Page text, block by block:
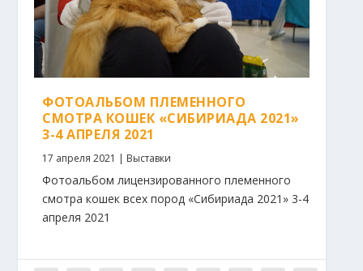
ФОТОАЛЬБОМ ПЛЕМЕННОГО
СМОТРА КОШЕК «СИБИРИАДА 2021»
3-4 АПРЕЛЯ 2021
17 апреля 2021 | Выставки
Фотоальбом лицензированного племенного
смотра кошек всех пород «Сибириада 2021» 3-4
апреля 2021